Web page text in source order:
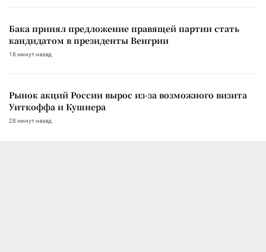
Бака принял предложение правящей партии стать
кандидатом в президенты Венгрии
18 минут назад
Рынок акций России вырос из-за возможного визита
Уиткоффа и Кушнера
28 минут назад